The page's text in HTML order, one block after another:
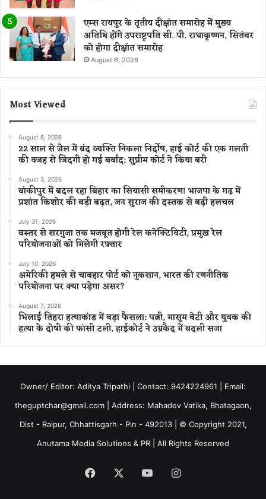
एम्स रायपुर के तृतीय दीक्षांत समारोह में मुख्य
अतिथि होंगे उपराष्ट्रपति सी. पी. राधाकृष्णन, सितंबर
को होगा दीक्षांत समारोह
August 6, 2026
Most Viewed
August 6, 2026
22 साल से जेल में बंद व्यक्ति निकला निर्दोष, हाई कोर्ट की एक गलती
की वजह से जिंदगी हो गई बर्बाद; सुप्रीम कोर्ट ने किया बरी
August 3, 2026
बांकीपुर में बदल रहा बिहार का सियासी समीकरण! भाजपा के गढ़ में
प्रशांत किशोर की बड़ी बढ़त, जन सुराज की दस्तक से बढ़ी हलचल
July 31, 2026
बस्तर से सरगुजा तक मजबूत होगी रेल कनेक्टिविटी, प्रमुख रेल
परियोजनाओं को मिलेगी रफ्तार
July 10, 2026
अमेरिकी हमले से चाबहार पोर्ट को नुकसान, भारत की रणनीतिक
परियोजना पर क्या पड़ेगा असर?
August 7, 2026
भिलाई तिहरा हत्याकांड में बड़ा फैसला: पत्नी, मासूम बेटी और युवक की
हत्या के दोषी की फांसी टली, हाईकोर्ट ने उम्रकैद में बदली सजा
Owner/ Editor: Aditya Tripathi | Contact: 9424224961 | Email:
theguptchar@gmail.com | Address: Mahadev Vatika, Bhatagaon,
Dist - Raipur, Chhattisgarh - Pin - 492013 | © Copyright 2021,
Anutama Media Solutions & PR | All Rights Reserved
Facebook YouTubeInstagram